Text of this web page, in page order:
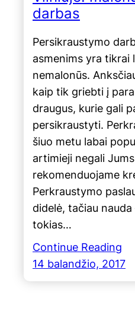
darbas
Persikraustymo
asmenims yra tikrai
nemalonūs.
kaip tik griebti į
draugus, kurie gali
persikraustyti.
šiuo metu labai
artimieji negali
rekomenduojame
Perkraustymo
didelė, tačiau
tokias…
Continue Reading
14 balandžio, 2017